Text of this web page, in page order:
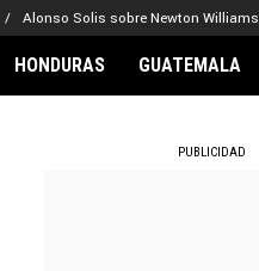
Alonso Solis sobre Newton Williams
HONDURAS GUATEMALA
PUBLICIDAD